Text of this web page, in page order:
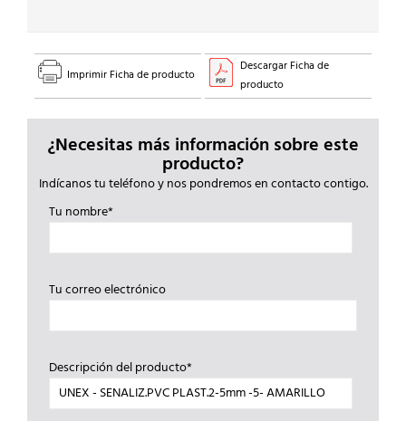
Imprimir Ficha de producto
Descargar Ficha de
producto
¿Necesitas más información sobre este
producto?
Indícanos tu teléfono y nos pondremos en contacto contigo.
Tu nombre*
Tu correo electrónico
Descripción del producto*